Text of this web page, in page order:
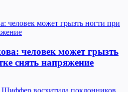
человек может грызть
снять напряжение